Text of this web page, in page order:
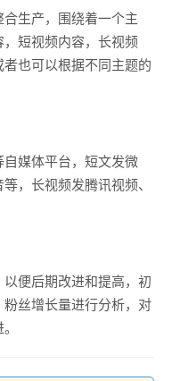
生产，围绕着一个主
短视频内容，长视频
也可以根据不同主题的
媒体平台，短文发微
，长视频发腾讯视频、
便后期改进和提高，初
丝增长量进行分析，对